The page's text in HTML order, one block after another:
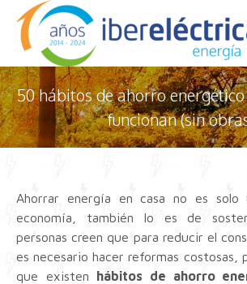
50 hábitos de ahorro energético
funcionan (sin
Estás aquí:
Ahorrar energía en casa no es solo
economía, también lo es de
personas creen que para reducir el
es necesario hacer reformas costosas,
que existen hábitos de ahorro